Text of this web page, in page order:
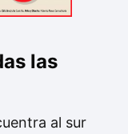
las
al sur